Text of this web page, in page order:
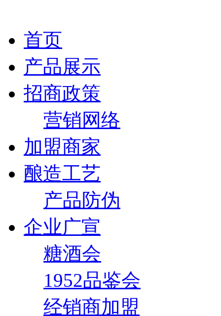
首页
产品展示
招商政策
营销网络
加盟商家
酿造工艺
产品防伪
企业广宣
糖酒会
1952品鉴会
经销商加盟